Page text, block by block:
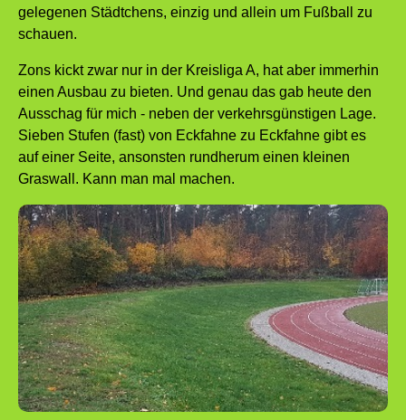
gelegenen Städtchens, einzig und allein um Fußball zu
schauen.
Zons kickt zwar nur in der Kreisliga A, hat aber immerhin
einen Ausbau zu bieten. Und genau das gab heute den
Ausschag für mich - neben der verkehrsgünstigen Lage.
Sieben Stufen (fast) von Eckfahne zu Eckfahne gibt es
auf einer Seite, ansonsten rundherum einen kleinen
Graswall. Kann man mal machen.